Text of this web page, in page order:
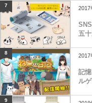
7 2017
五
8 2017
記
ル
9